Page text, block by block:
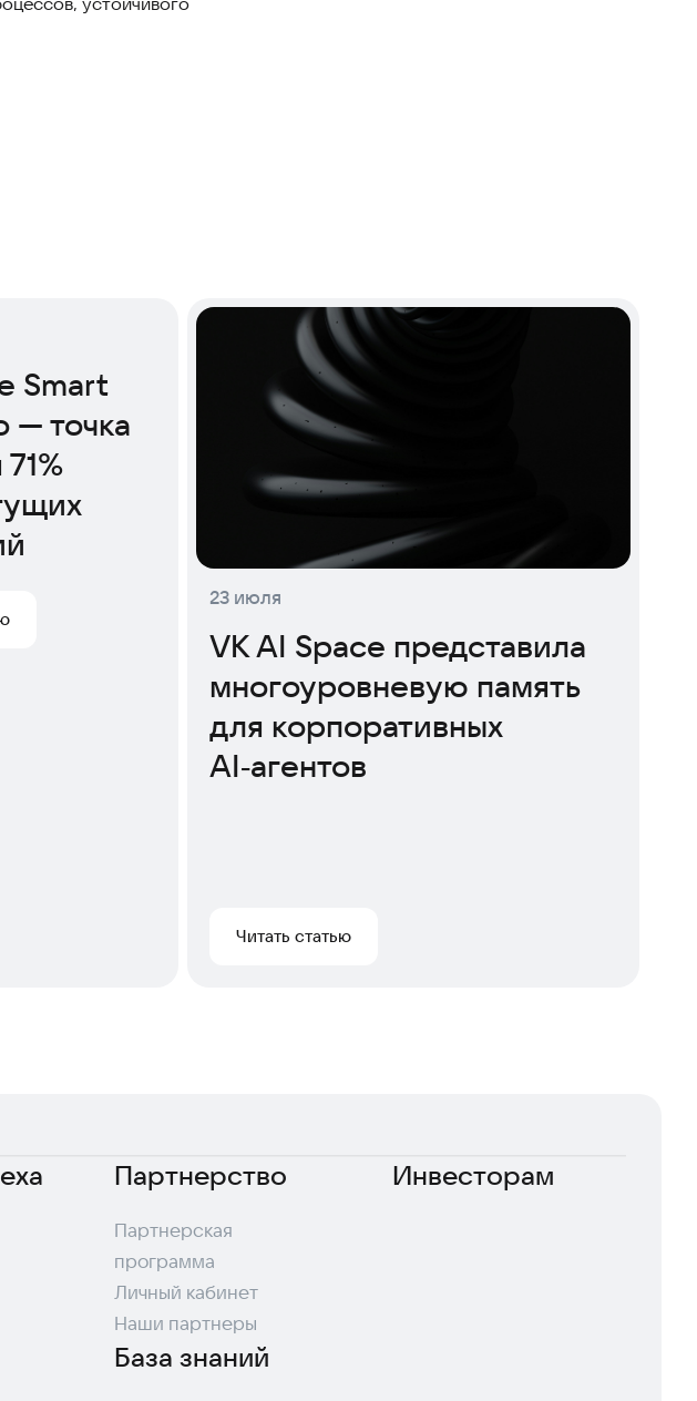
Smart
— точка
23 июля
VK AI Space представила
многоуровневую память
для корпоративных
AI‑агентов
Читать статью
Партнерство
Партнерская
программа
Личный кабинет
Наши партнеры
База знаний
Инвесторам